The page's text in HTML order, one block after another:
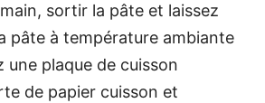
sortir la pâte et laissez
pâte à température ambiante
une plaque de cuisson
de papier cuisson et